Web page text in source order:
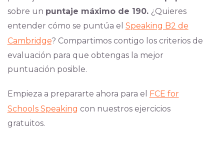
sobre un puntaje máximo de 190. ¿Quieres
entender cómo se puntúa el Speaking B2 de
Cambridge? Compartimos contigo los criterios de
evaluación para que obtengas la mejor
puntuación posible.
Empieza a prepararte ahora para el FCE for
Schools Speaking con nuestros ejercicios
gratuitos.